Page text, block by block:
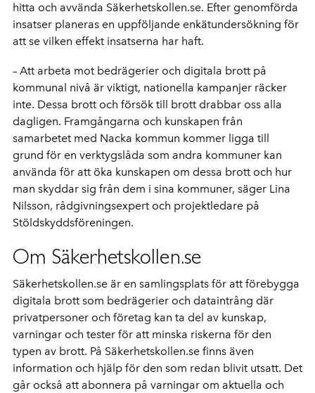
hitta och avvända Säkerhetskollen.se. Efter genomförda
insatser planeras en uppföljande enkätundersökning för
att se vilken effekt insatserna har haft.
– Att arbeta mot bedrägerier och digitala brott på
kommunal nivå är viktigt, nationella kampanjer räcker
inte. Dessa brott och försök till brott drabbar oss alla
dagligen. Framgångarna och kunskapen från
samarbetet med Nacka kommun kommer ligga till
grund för en verktygslåda som andra kommuner kan
använda för att öka kunskapen om dessa brott och hur
man skyddar sig från dem i sina kommuner, säger Lina
Nilsson, rådgivningsexpert och projektledare på
Stöldskyddsföreningen.
Om Säkerhetskollen.se
Säkerhetskollen.se är en samlingsplats för att förebygga
digitala brott som bedrägerier och dataintrång där
privatpersoner och företag kan ta del av kunskap,
varningar och tester för att minska riskerna för den
typen av brott. På Säkerhetskollen.se finns även
information och hjälp för den som redan blivit utsatt. Det
går också att abonnera på varningar om aktuella och